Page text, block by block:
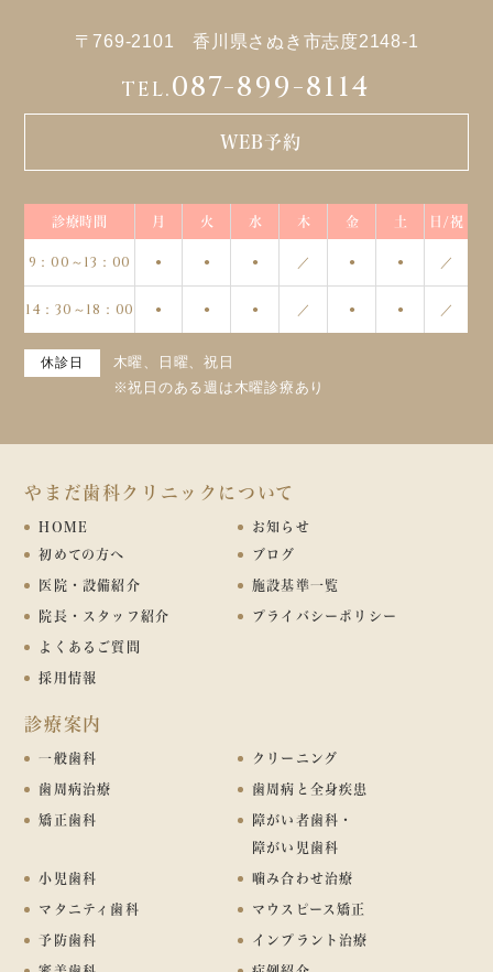
〒769-2101 香川県さぬき市志度2148-1
TEL.087-899-8114
WEB予約
診療時間 月 火 水 木 金 土 日/祝
9：00～13：00 ● ● ● ／ ● ● ／
14：30～18：00 ● ● ● ／ ● ● ／
休診日
木曜、日曜、祝日
※祝日のある週は木曜診療あり
やまだ歯科クリニックについて
HOME
初めての方へ
医院・設備紹介
院長・スタッフ紹介
よくあるご質問
採用情報
お知らせ
ブログ
施設基準一覧
プライバシーポリシー
診療案内
一般歯科
クリーニング
歯周病治療
歯周病と全身疾患
矯正歯科
障がい者歯科・
障がい児歯科
小児歯科
噛み合わせ治療
マタニティ歯科
マウスピース矯正
予防歯科
インプラント治療